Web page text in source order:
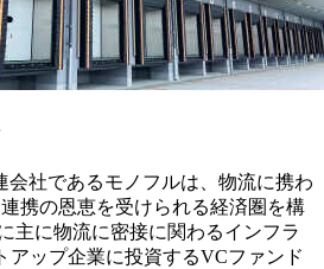
会社であるモノフルは、物流に携わ
携の恩恵を受けられる経済圏を構
主に物流に密接に関わるインフラ
アップ企業に投資するVCファンド